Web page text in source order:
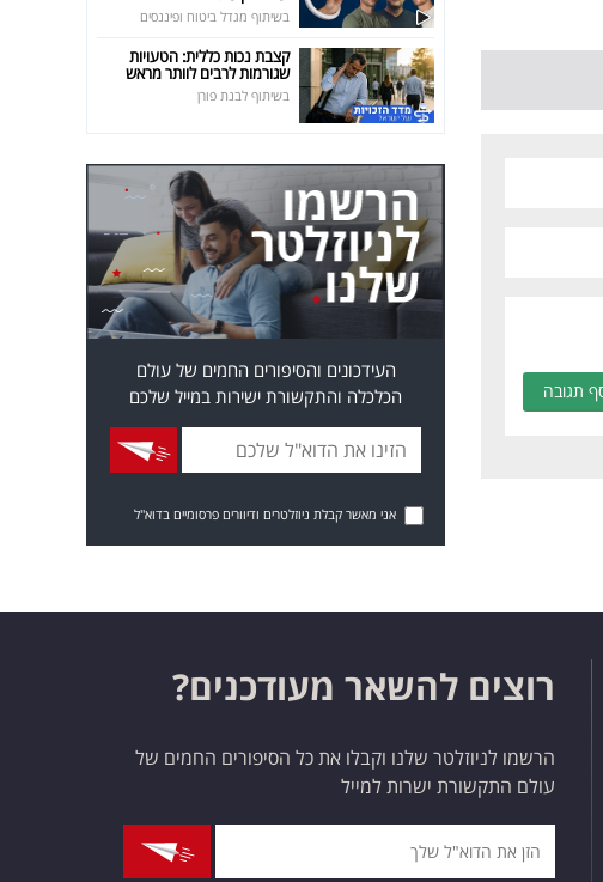
תגובה
בשיתוף מגדל ביטוח ופיננסים
קצבת נכות כללית: הטעויות
שגורמות לרבים לוותר מראש
בשיתוף לבנת פורן
העידכונים והסיפורים החמים של עולם
הכלכלה והתקשורת ישירות במייל שלכם
אני מאשר קבלת ניוזלטרים ודיוורים פרסומיים בדוא"ל
רוצים להשאר מעודכנים?
הרשמו לניוזלטר שלנו וקבלו את כל הסיפורים החמים של
עולם התקשורת ישרות למייל